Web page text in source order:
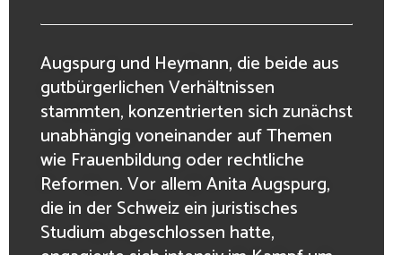
Augspurg und Heymann, die beide aus
gutbürgerlichen Verhältnissen
stammten, konzentrierten sich zunächst
unabhängig voneinander auf Themen
wie Frauenbildung oder rechtliche
Reformen. Vor allem Anita Augspurg,
die in der Schweiz ein juristisches
Studium abgeschlossen hatte,